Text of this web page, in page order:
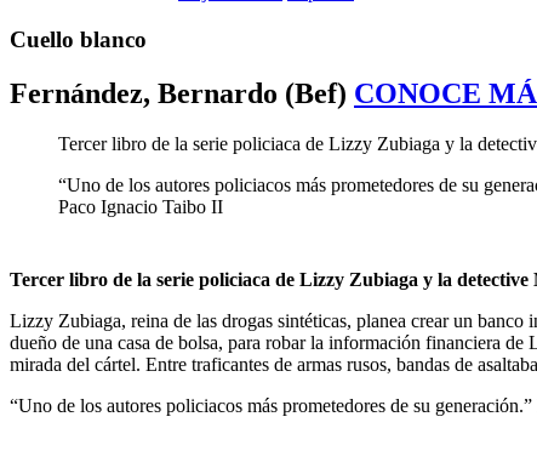
Cuello blanco
Fernández, Bernardo (Bef) CONOCE
Tercer libro de la serie policiaca de Lizzy Zubiaga y la
“Uno de los autores policiacos más prometedores de su
Paco Ignacio Taibo II
Tercer libro de la serie policiaca de Lizzy Zubiaga y la detective
Lizzy Zubiaga, reina de las drogas sintéticas, planea crear un
dueño de una casa de bolsa, para robar la información financiera
mirada del cártel. Entre traficantes de armas rusos, bandas de
“Uno de los autores policiacos más prometedores de su